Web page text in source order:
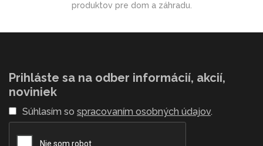
produktov pre dom a záhradu.
Prihláste sa na odber informácií, akcií,
noviniek
Súhlasím so spracovaním osobných údajov.